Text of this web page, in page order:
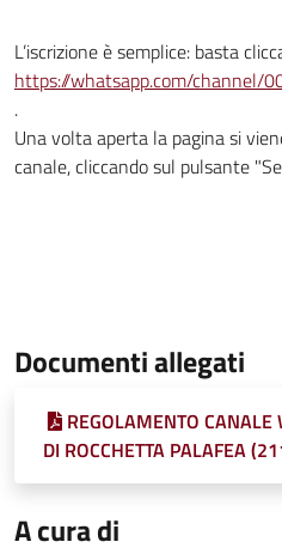
L’iscrizione è semplice: basta
https://whatsapp.com/channel/
.
Una volta aperta la pagina si
canale, cliccando sul pulsante
Documenti allegati
REGOLAMENTO
DI ROCCHETTA PALAFEA
A cura di